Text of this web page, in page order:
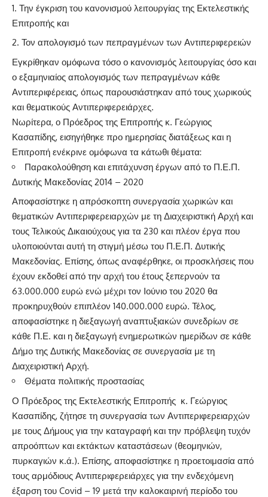
Την έγκριση του κανονισμού λειτουργίας της Εκτελεστικής
Επιτροπής και
Τον απολογισμό των πεπραγμένων των Αντιπεριφερειών
Εγκρίθηκαν ομόφωνα τόσο ο κανονισμός λειτουργίας όσο και
ο εξαμηνιαίος απολογισμός των πεπραγμένων κάθε
Αντιπεριφέρειας, όπως παρουσιάστηκαν από τους χωρικούς
και θεματικούς Αντιπεριφερειάρχες.
Νωρίτερα, ο Πρόεδρος της Επιτροπής κ. Γεώργιος
Κασαπίδης, εισηγήθηκε προ ημερησίας διατάξεως και η
Επιτροπή ενέκρινε ομόφωνα τα κάτωθι θέματα:
Παρακολούθηση και επιτάχυνση έργων από το Π.Ε.Π.
Δυτικής Μακεδονίας 2014 – 2020
Αποφασίστηκε η απρόσκοπτη συνεργασία χωρικών και
θεματικών Αντιπεριφερειαρχών με τη Διαχειριστική Αρχή και
τους Τελικούς Δικαιούχους για τα 230 και πλέον έργα που
υλοποιούνται αυτή τη στιγμή μέσω του Π.Ε.Π. Δυτικής
Μακεδονίας. Επίσης, όπως αναφέρθηκε, οι προσκλήσεις που
έχουν εκδοθεί από την αρχή του έτους ξεπερνούν τα
63.000.000 ευρώ ενώ μέχρι τον Ιούνιο του 2020 θα
προκηρυχθούν επιπλέον 140.000.000 ευρώ. Τέλος,
αποφασίστηκε η διεξαγωγή αναπτυξιακών συνεδρίων σε
κάθε Π.Ε. και η διεξαγωγή ενημερωτικών ημερίδων σε κάθε
Δήμο της Δυτικής Μακεδονίας σε συνεργασία με τη
Διαχειριστική Αρχή.
Θέματα πολιτικής προστασίας
Ο Πρόεδρος της Εκτελεστικής Επιτροπής κ. Γεώργιος
Κασαπίδης, ζήτησε τη συνεργασία των Αντιπεριφερειαρχών
με τους Δήμους για την καταγραφή και την πρόβλεψη τυχόν
απροόπτων και εκτάκτων καταστάσεων (θεομηνιών,
πυρκαγιών κ.ά.). Επίσης, αποφασίστηκε η προετοιμασία από
τους αρμόδιους Αντιπεριφερειάρχες για την ενδεχόμενη
έξαρση του Covid – 19 μετά την καλοκαιρινή περίοδο του